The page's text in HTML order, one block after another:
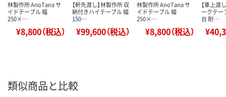
林製作所 AnoTana サ
イドテーブル 幅
250×…
¥8,800（税込）
【軒先渡し】林製作所 収
納付きハイテーブル 幅
150…
¥99,600（税込）
林製作所 AnoTana サ
イドテーブル 幅
250×…
¥8,800（税込）
【車上渡
ークテー
台 耐…
類似商品と比較